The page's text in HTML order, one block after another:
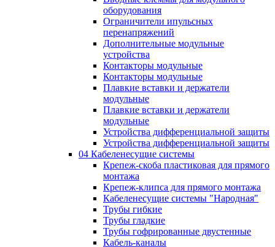
оборудования
Ограничители ипульсных
перенапряжений
Дополнительные модульные
устройства
Контакторы модульные
Контакторы модульные
Плавкие вставки и держатели
модульные
Плавкие вставки и держатели
модульные
Устройства дифференциальной защиты
Устройства дифференциальной защиты
04 Кабеленесущие системы
Крепеж-скоба пластиковая для прямого
монтажа
Крепеж-клипса для прямого монтажа
Кабеленесущие системы "Народная"
Трубы гибкие
Трубы гладкие
Трубы гофрированные двустенные
Кабель-каналы